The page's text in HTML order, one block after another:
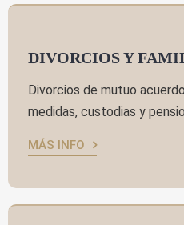
DIVORCIOS Y
Divorcios de mutuo
medidas, custodias y
MÁS INFO